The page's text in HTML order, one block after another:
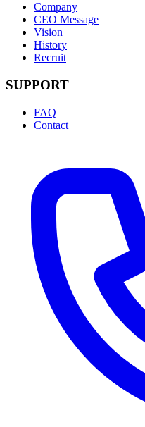
Company
CEO Message
Vision
History
Recruit
SUPPORT
FAQ
Contact